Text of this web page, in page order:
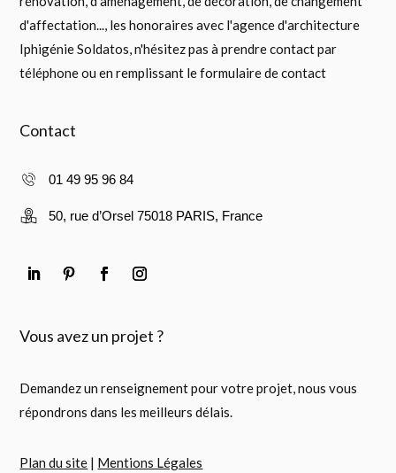
d'affectation..., les honoraires avec l'agence d'architecture
Iphigénie Soldatos, n'hésitez pas à prendre contact par
téléphone ou en remplissant le formulaire de contact
Contact
01 49 95 96 84
50, rue d’Orsel 75018 PARIS, France
Vous avez un projet ?
Demandez un renseignement pour votre projet, nous vous
répondrons dans les meilleurs délais.
Plan du site | Mentions Légales